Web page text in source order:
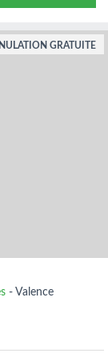
- Valence
GRATUITE